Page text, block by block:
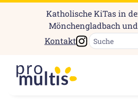
Katholische KiTas in
Mönchengladbach
Kontakt
Instagram